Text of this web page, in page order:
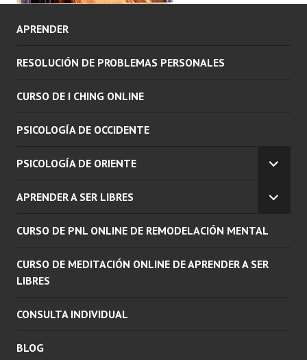
APRENDER
RESOLUCIÓN DE PROBLEMAS PERSONALES
CURSO DE I CHING ONLINE
PSICOLOGÍA DE OCCIDENTE
PSICOLOGÍA DE ORIENTE
MENÚ
APRENDER A SER LIBRES
CURSO DE PNL ONLINE DE REMODELACIÓN MENTAL
CURSO DE MEDITACIÓN ONLINE DE APRENDER A SER
LIBRES
CONSULTA INDIVIDUAL
BLOG